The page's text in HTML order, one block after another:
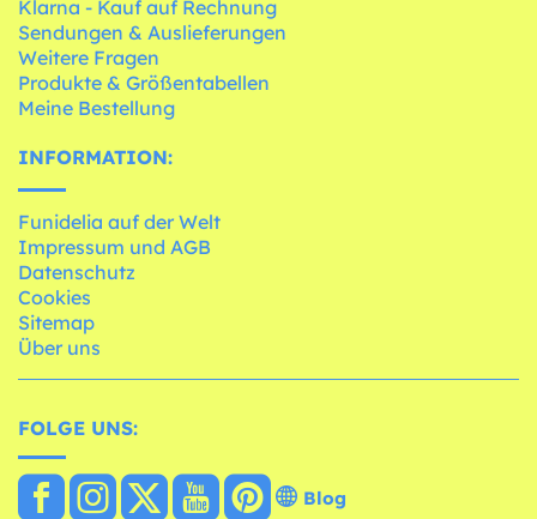
Klarna - Kauf auf Rechnung
Sendungen & Auslieferungen
Weitere Fragen
Produkte & Größentabellen
Meine Bestellung
INFORMATION:
Funidelia auf der Welt
Impressum und AGB
Datenschutz
Cookies
Sitemap
Über uns
FOLGE UNS:
Blog